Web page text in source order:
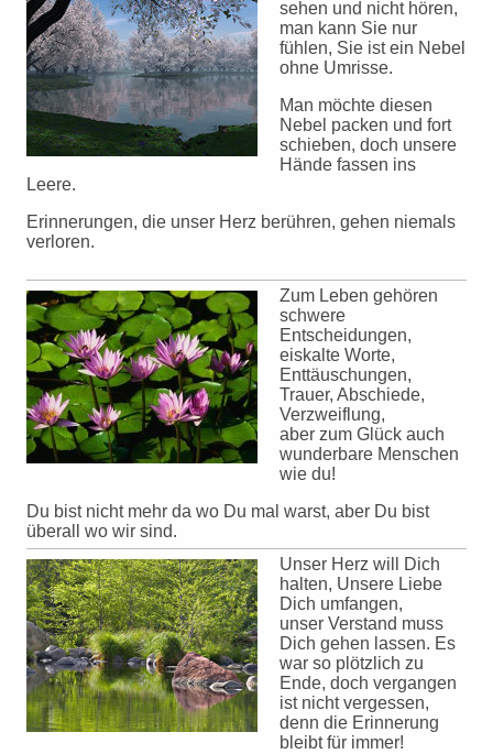
sehen und nicht hören,
man kann Sie nur
fühlen, Sie ist ein Nebel
ohne Umrisse.
Man möchte diesen
Nebel packen und fort
schieben, doch unsere
Hände fassen ins
Leere.
Erinnerungen, die unser Herz berühren, gehen niemals
verloren.
Zum Leben gehören
schwere
Entscheidungen,
eiskalte Worte,
Enttäuschungen,
Trauer, Abschiede,
Verzweiflung,
aber zum Glück auch
wunderbare Menschen
wie du!
Du bist nicht mehr da wo Du mal warst, aber Du bist
überall wo wir sind.
Unser Herz will Dich
halten, Unsere Liebe
Dich umfangen,
unser Verstand muss
Dich gehen lassen. Es
war so plötzlich zu
Ende, doch vergangen
ist nicht vergessen,
denn die Erinnerung
bleibt für immer!